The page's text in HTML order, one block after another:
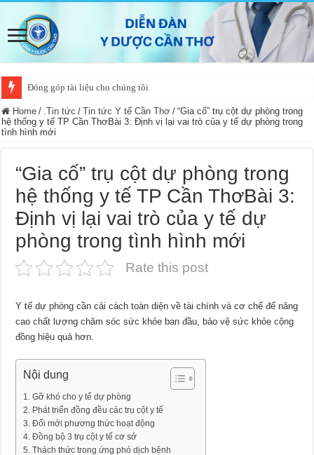
Đóng góp tài liệu cho chúng tôi
Home / .Tin tức / Tin tức Y tế Cần Thơ / “Gia cố” trụ cột dự phòng trong
hệ thống y tế TP Cần ThơBài 3: Định vị lại vai trò của y tế dự phòng trong
tình hình mới
“Gia cố” trụ cột dự phòng trong
hệ thống y tế TP Cần ThơBài 3:
Định vị lại vai trò của y tế dự
phòng trong tình hình mới
Rate this post
Y tế dự phòng cần cải cách toàn diện về tài chính và cơ chế để nâng
cao chất lượng chăm sóc sức khỏe ban đầu, bảo vệ sức khỏe cộng
đồng hiệu quả hơn.
Nội dung
Gỡ khó cho y tế dự phòng
Phát triển đồng đều các trụ cột y tế
Đổi mới phương thức hoạt động
Đồng bộ 3 trụ cột y tế cơ sở
Thách thức trong ứng phó dịch bệnh